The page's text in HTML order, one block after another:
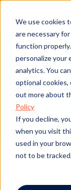
We use cookies
are necessary
function
personalize your
analytics. You
optional cookies,
out more about
Policy
If you decline,
when you visit
used in your
not to be
On-
HR-
nach der